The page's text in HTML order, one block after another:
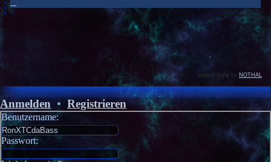
original Style by NOTHAL
Anmelden •Registrieren
Benutzername:
Passwort: